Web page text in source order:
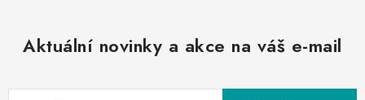
Aktuální novinky a akce na váš e-mail